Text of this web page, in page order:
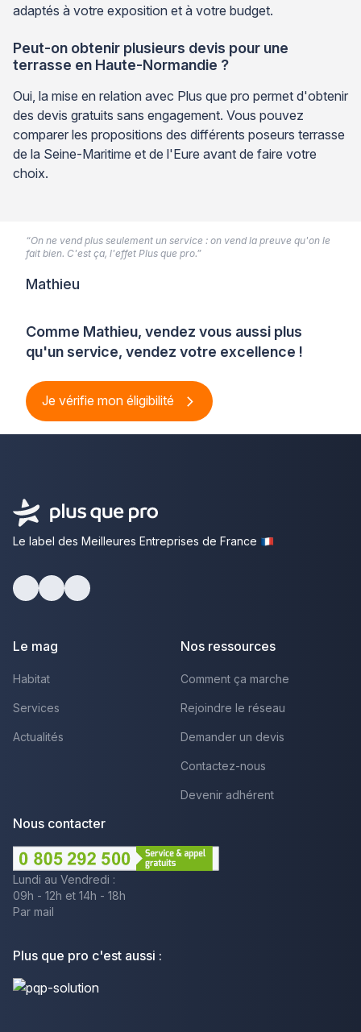
adaptés à votre exposition et à votre budget.
Peut-on obtenir plusieurs devis pour une
terrasse en Haute-Normandie ?
Oui, la mise en relation avec Plus que pro permet d'obtenir
des devis gratuits sans engagement. Vous pouvez
comparer les propositions des différents poseurs terrasse
de la Seine-Maritime et de l'Eure avant de faire votre
choix.
Comme Mathieu, vendez vous aussi plus
qu'un service, vendez votre excellence !
Je vérifie mon éligibilité
“On ne vend plus seulement un service : on vend la preuve qu'on le
fait bien. C'est ça, l'effet Plus que pro.”
Mathieu
Le label des Meilleures Entreprises de France
Le mag
Habitat
Services
Actualités
Nos ressources
Comment ça marche
Rejoindre le réseau
Demander un devis
Contactez-nous
Devenir adhérent
Nous contacter
Lundi au Vendredi :
09h - 12h et 14h - 18h
Par mail
Plus que pro c'est aussi :